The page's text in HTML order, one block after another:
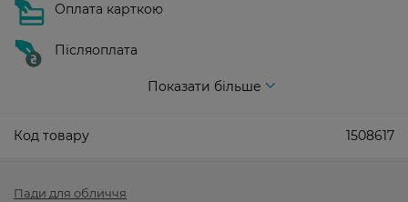
Оплата карткою
Післяоплата
Показати більше
Код товару 1508617
Пади для обличчя